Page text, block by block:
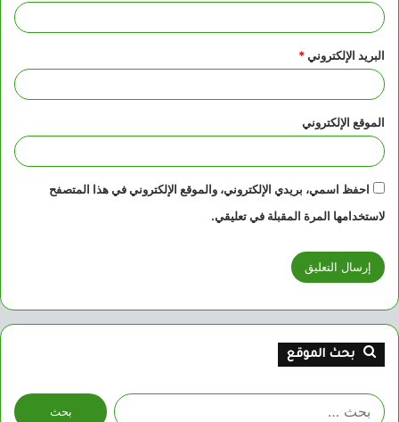
البريد الإلكتروني*
الموقع الإلكتروني
احفظ اسمي، بريدي الإلكتروني، والموقع الإلكتروني في هذا المتصفح
لاستخدامها المرة المقبلة في تعليقي.
بحث الموقع
البحث